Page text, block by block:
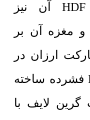
است. همچنین مغزه HDF آن نیز
مغزه آن بر
ارزان در
بازار 100% از مواد HDF فشرده ساخته
لایف با